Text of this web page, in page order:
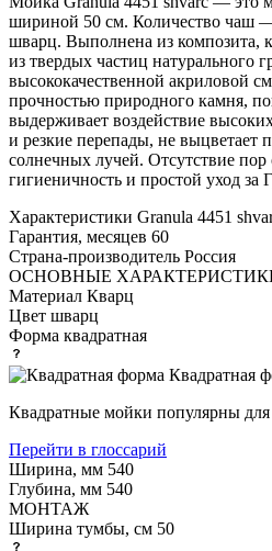
шириной 50 см. Количество чаш
шварц. Выполнена из композита,
из твердых частиц натурального
высококачественной акриловой
прочностью природного камня,
выдерживает воздействие
и резкие перепады, не выцветает
солнечных лучей. Отсутствие пор
гигиеничность и простой уход за
Характеристики Granula 4451
Гарантия, месяцев 60
Страна-производитель Россия
ОСНОВНЫЕ
Материал Кварц
Цвет шварц
Форма квадратная
Квадратная
Квадратные мойки популярны
Перейти в глоссарий
Ширина, мм 540
Глубина, мм 540
МОНТАЖ
Ширина тумбы, см 50